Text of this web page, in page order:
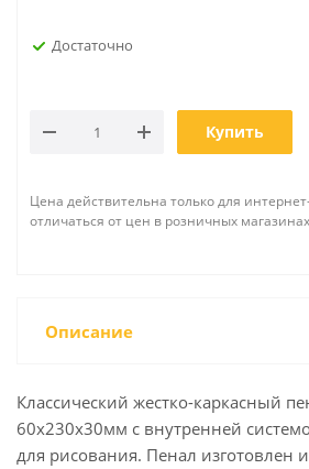
Достаточно
Купить
Цена действительна только для
отличаться от цен в розничных магазинах
Описание
Классический жестко-каркасный
60х230х30мм с внутренней
для рисования. Пенал изготовлен